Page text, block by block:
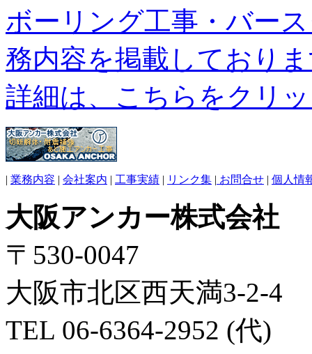
ボーリング工事・バー
務内容を掲載しており
詳細は、こちらをクリ
| 業務内容 | 会社案内 | 工事実績 | リンク集 | お問合せ | 個人情
大阪アンカー株式会社
〒530-0047
大阪市北区西天満3-2-4
TEL 06-6364-2952 (代)